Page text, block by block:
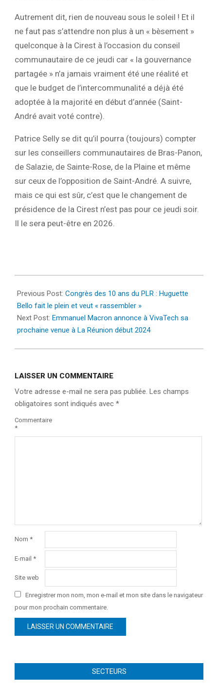
Autrement dit, rien de nouveau sous le soleil ! Et il
ne faut pas s’attendre non plus à un « bèsement »
quelconque à la Cirest à l’occasion du conseil
communautaire de ce jeudi car « la gouvernance
partagée » n’a jamais vraiment été une réalité et
que le budget de l’intercommunalité a déjà été
adoptée à la majorité en début d’année (Saint-
André avait voté contre).
Patrice Selly se dit qu’il pourra (toujours) compter
sur les conseillers communautaires de Bras-Panon,
de Salazie, de Sainte-Rose, de la Plaine et même
sur ceux de l’opposition de Saint-André. A suivre,
mais ce qui est sûr, c’est que le changement de
présidence de la Cirest n’est pas pour ce jeudi soir.
Il le sera peut-être en 2026.
06-
14
Previous Post: Congrès des 10 ans du PLR : Huguette
Bello fait le plein et veut « rassembler »
Next Post: Emmanuel Macron annonce à VivaTech sa
prochaine venue à La Réunion début 2024
LAISSER UN COMMENTAIRE
Votre adresse e-mail ne sera pas publiée. Les champs
obligatoires sont indiqués avec *
Commentaire
*
Nom *
E-mail *
Site web
Enregistrer mon nom, mon e-mail et mon site dans le navigateur
pour mon prochain commentaire.
SECTEURS